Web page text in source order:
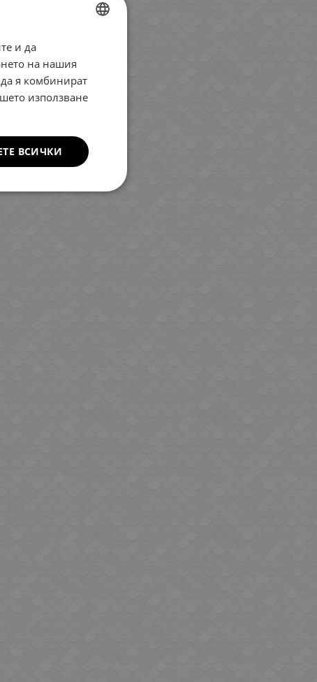
ENGLISH
и да
на нашия
я комбинират
използване
ВСИЧКИ